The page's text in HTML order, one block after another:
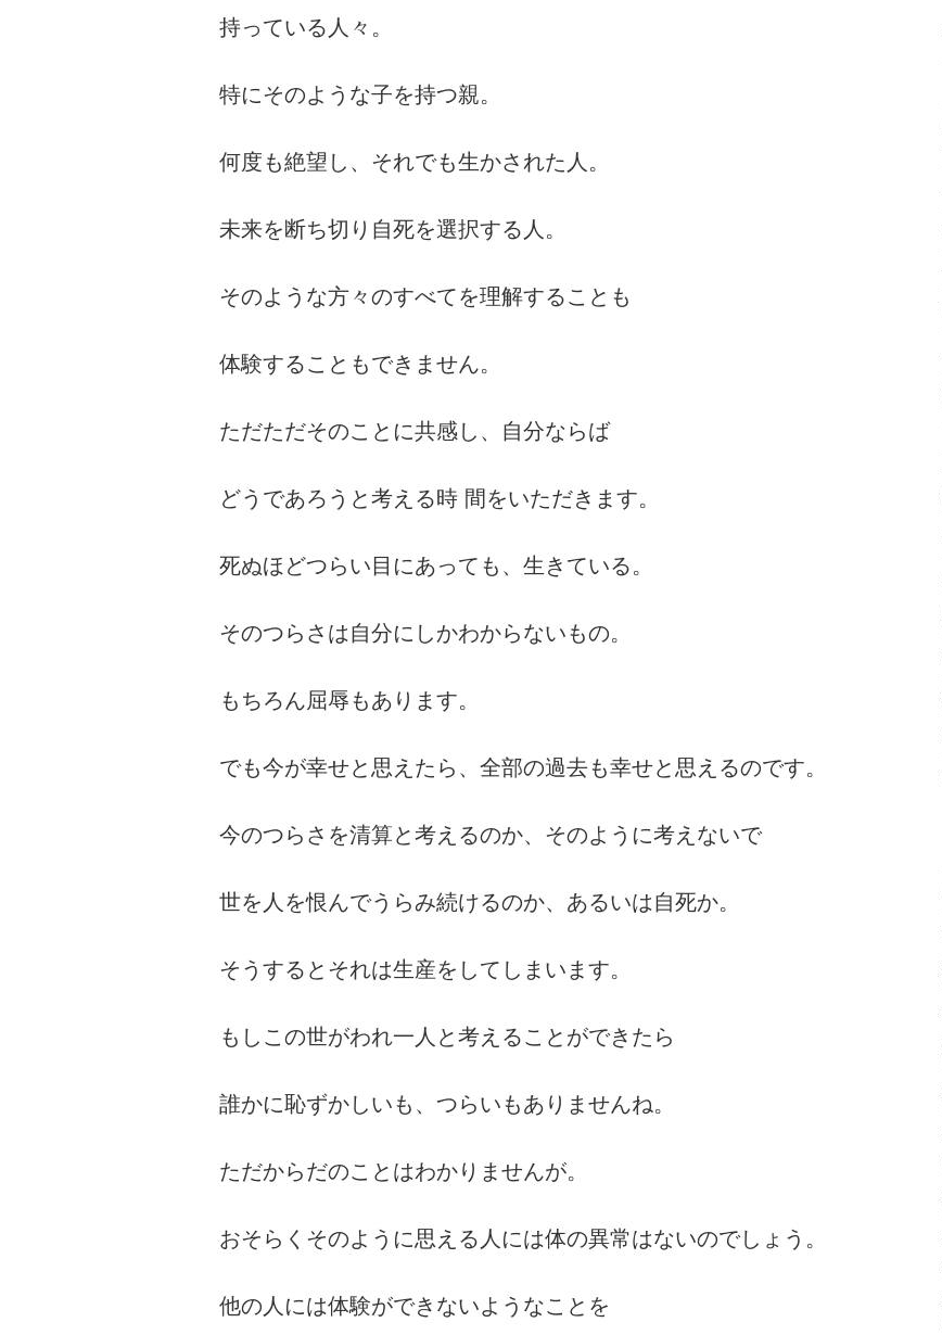
持っている人々。
特にそのような子を持つ親。
何度も絶望し、それでも生かされた人。
未来を断ち切り自死を選択する人。
そのような方々のすべてを理解することも
体験することもできません。
ただただそのことに共感し、自分ならば
どうであろうと考える時 間をいただきます。
死ぬほどつらい目にあっても、生きている。
そのつらさは自分にしかわからないもの。
もちろん屈辱もあります。
でも今が幸せと思えたら、全部の過去も幸せと思えるのです。
今のつらさを清算と考えるのか、そのように考えないで
世を人を恨んでうらみ続けるのか、あるいは自死か。
そうするとそれは生産をしてしまいます。
もしこの世がわれ一人と考えることができたら
誰かに恥ずかしいも、つらいもありませんね。
ただからだのことはわかりませんが。
おそらくそのように思える人には体の異常はないのでしょう。
他の人には体験ができないようなことを